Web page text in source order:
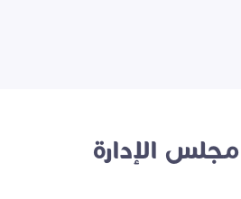
الإدارة